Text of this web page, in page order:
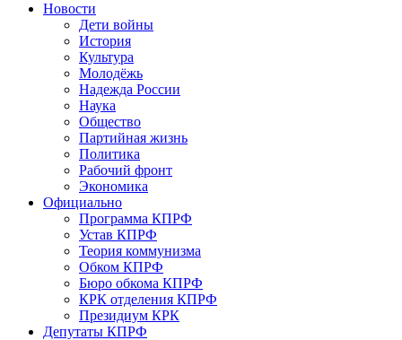
Новости
Дети войны
История
Культура
Молодёжь
Надежда России
Наука
Общество
Партийная жизнь
Политика
Рабочий фронт
Экономика
Официально
Программа КПРФ
Устав КПРФ
Теория коммунизма
Обком КПРФ
Бюро обкома КПРФ
КРК отделения КПРФ
Президиум КРК
Депутаты КПРФ